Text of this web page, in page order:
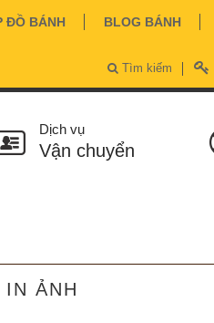
ĐỒ BÁNH BLOG BÁNH
Tìm kiếm
Dịch vụ
Vận chuyển
IN ẢNH